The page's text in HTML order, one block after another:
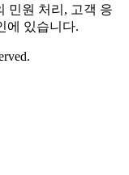
민원 처리, 고객 응
에 있습니다.